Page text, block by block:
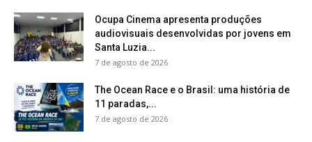
Ocupa Cinema apresenta produções
audiovisuais desenvolvidas por jovens em
Santa Luzia...
7 de agosto de 2026
The Ocean Race e o Brasil: uma história de
11 paradas,...
7 de agosto de 2026